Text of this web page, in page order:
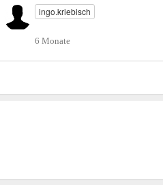
ingo.kriebisch
6 Monate